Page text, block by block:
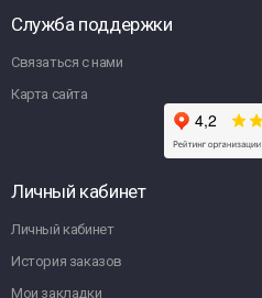
Служба поддержки
Связаться с нами
Карта сайта
Личный кабинет
Личный кабинет
История заказов
Мои закладки